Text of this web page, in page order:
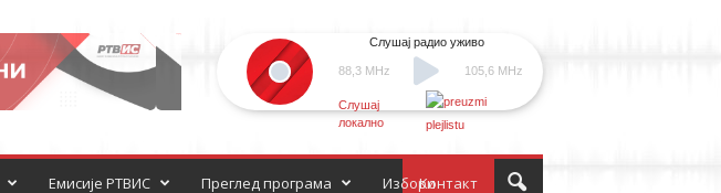
88,3 MHz
Слушај радио уживо
105,6 MHz
Слушај
локално
Емисије РТВИС Контакт
Преглед програма Избори